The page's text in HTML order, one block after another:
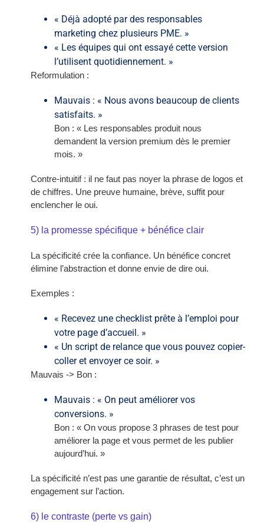
« Déjà adopté par des responsables
marketing chez plusieurs PME. »
« Les équipes qui ont essayé cette version
l’utilisent quotidiennement. »
Reformulation :
Mauvais : « Nous avons beaucoup de clients
satisfaits. »
Bon : « Les responsables produit nous
demandent la version premium dès le premier
mois. »
Contre-intuitif : il ne faut pas noyer la phrase de logos et
de chiffres. Une preuve humaine, brève, suffit pour
enclencher le oui.
5) la promesse spécifique + bénéfice clair
La spécificité crée la confiance. Un bénéfice concret
élimine l’abstraction et donne envie de dire oui.
Exemples :
« Recevez une checklist prête à l’emploi pour
votre page d’accueil. »
« Un script de relance que vous pouvez copier-
coller et envoyer ce soir. »
Mauvais -> Bon :
Mauvais : « On peut améliorer vos
conversions. »
Bon : « On vous propose 3 phrases de test pour
améliorer la page et vous permet de les publier
aujourd’hui. »
La spécificité n’est pas une garantie de résultat, c’est un
engagement sur l’action.
6) le contraste (perte vs gain)